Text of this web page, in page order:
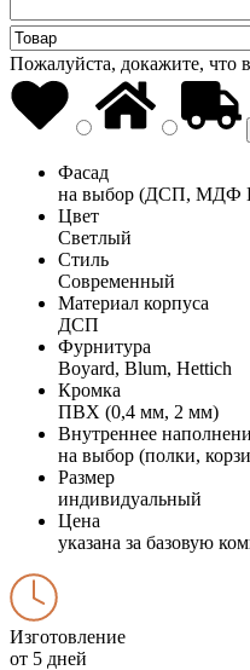
Пожалуйста, докажите, что
Фасад
на выбор (ДСП, МДФ
Цвет
Светлый
Стиль
Современный
Материал корпуса
ДСП
Фурнитура
Boyard, Blum, Hettich
Кромка
ПВХ (0,4 мм, 2 мм)
Внутреннее
на выбор (полки,
Размер
индивидуальный
Цена
указана за базовую
Изготовление
от 5 дней